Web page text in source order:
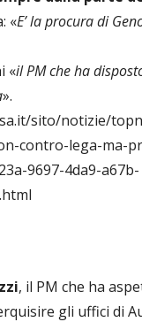
«E’ la procura di
«il PM che ha
».
sito/notizie/
contro-lega-ma-
9697-4da9-a67b-
, il PM che ha
gli uffici di